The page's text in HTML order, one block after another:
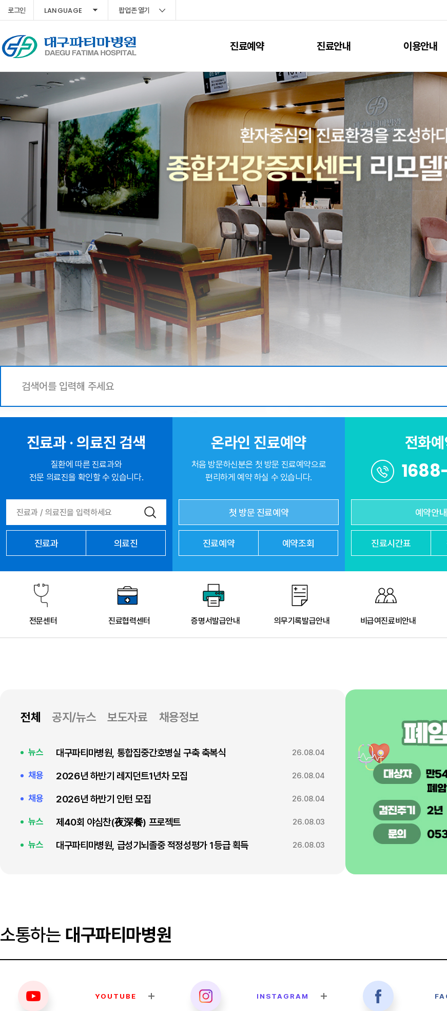
로그인 LANGUAGE 팝업존 열기
진료예약 진료안내 이용안내
진료과 · 의료진 검색
질환에 따른 진료과와
전문 의료진을 확인할 수 있습니다.
진료과 의료진
온라인 진료예약
처음 방문하신분은 첫 방문 진료예약으로
편리하게 예약 하실 수 있습니다.
첫 방문 진료예약
진료예약 예약조회
전화
예약안내
진료시간표
전문센터 진료협력센터 증명서발급안내 의무기록발급안내 비급여진료비안내
전체
뉴스 대구파티마병원, 통합집중간호병실 구축 축복식 26.08.04
채용 2026년 하반기 레지던트1년차 모집 26.08.04
채용 2026년 하반기 인턴 모집 26.08.04
뉴스 제40회 야심찬(夜深餐) 프로젝트 26.08.03
뉴스 대구파티마병원, 급성기뇌졸중 적정성평가 1등급 획득 26.08.03
공지/뉴스 보도자료 채용정보
소통하는 대구파티마병원
YOUTUBE INSTAGRAM